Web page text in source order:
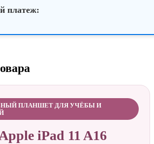
платеж:
ПЛАНШЕТ ДЛЯ УЧЁБЫ И
iPad 11 A16